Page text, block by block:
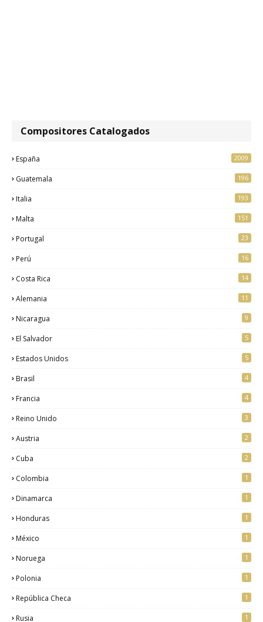
Compositores Catalogados
España 2009
Guatemala 196
Italia 193
Malta 151
Portugal 23
Perú 16
Costa Rica 14
Alemania 11
Nicaragua 9
El Salvador 5
Estados Unidos 5
Brasil 4
Francia 4
Reino Unido 3
Austria 2
Cuba 2
Colombia 1
Dinamarca 1
Honduras 1
México 1
Noruega 1
Polonia 1
República Checa 1
Rusia 1